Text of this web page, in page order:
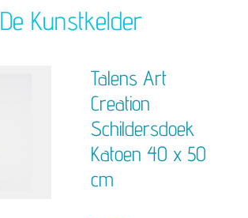
De Kunstkelder
Talens Art
Creation
Schildersdoek
Katoen 40 x 50
cm